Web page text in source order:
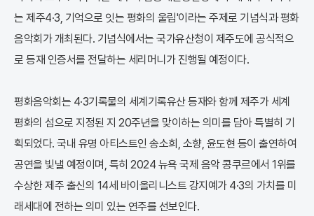
는 제주4·3, 기억으로 잇는 평화의 울림'이라는 주제로 기념식과 평화
음악회가 개최된다. 기념식에서는 국가유산청이 제주도에 공식적으
로 등재 인증서를 전달하는 세리머니가 진행될 예정이다.
평화음악회는 4·3기록물의 세계기록유산 등재와 함께 제주가 세계
평화의 섬으로 지정된 지 20주년을 맞이하는 의미를 담아 특별히 기
획되었다. 국내 유명 아티스트인 송소희, 소향, 윤도현 등이 출연하여
공연을 빛낼 예정이며, 특히 2024 뉴욕 국제 음악 콩쿠르에서 1위를
수상한 제주 출신의 14세 바이올리니스트 강지예가 4·3의 가치를 미
래세대에 전하는 의미 있는 연주를 선보인다.